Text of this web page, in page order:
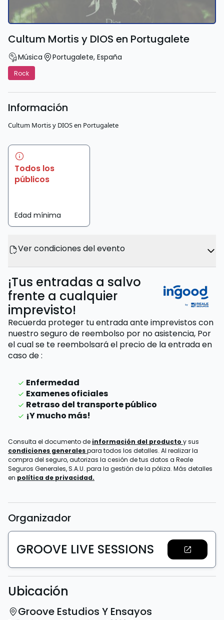
Cultum Mortis y DIOS en Portugalete
Música Portugalete, España
Rock
Información
Cultum Mortis y DIOS en Portugalete
Todos los
públicos
Edad mínima
Ver condiciones del evento
¡Tus entradas a salvo
frente a cualquier
imprevisto!
Recuerda proteger tu entrada ante imprevistos con
nuestro seguro de reembolso por no asistencia, Por
el cual se te reembolsará el precio de la entradaen
caso de:
Enfermedad
Examenes oficiales
Retraso del transporte público
¡Y mucho más!
Consulta el documento de información del producto y sus
condiciones generalespara todos los detalles. Al realizar la
compra del seguro, autorizas la cesión de tus datos a Reale
Seguros Generales, S.A.U. para la gestión de la póliza. Más detalles
en política de privacidad.
Organizador
GROOVE LIVE SESSIONS
Ubicación
Groove Estudios Y Ensayos